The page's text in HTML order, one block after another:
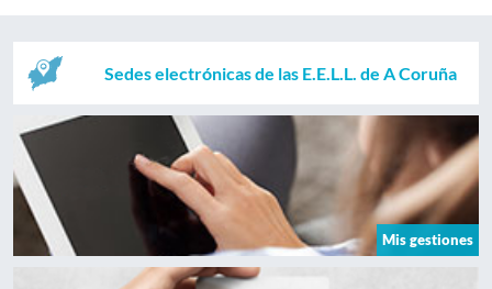
Sedes electrónicas de las E.E.L.L. de A Coruña
Mis gestiones